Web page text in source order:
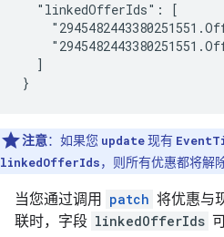
  "linkedOfferIds": [
  ]
}
注意：如果您 update现有
linkedOfferIds，则所有优惠都将解
当您通过调用 patch 将优惠与
联时，字段 linkedOfferIds